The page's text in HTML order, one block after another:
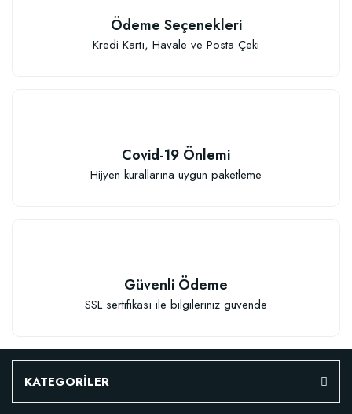
Sepete Ekle
52,18 TL
Ödeme Seçenekleri
Kredi Kartı, Havale ve Posta Çeki
Covid-19 Önlemi
Hijyen kurallarına uygun paketleme
Güvenli Ödeme
SSL sertifikası ile bilgileriniz güvende
KATEGORİLER